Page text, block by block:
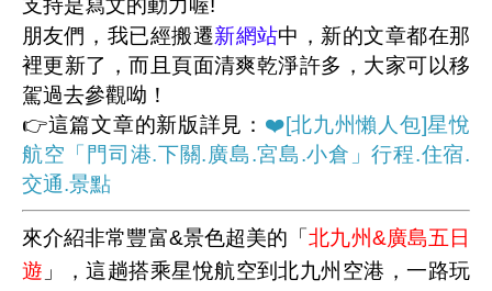
支持是寫文的動力喔!
朋友們，我已經搬遷新網站中，新的文章都在那
裡更新了，而且頁面清爽乾淨許多，大家可以移
駕過去參觀呦！
👉這篇文章的新版詳見： ❤️[北九州懶人包]星悅
航空「門司港.下關.廣島.宮島.小倉」行程.住宿.
交通.景點
來介紹非常豐富&景色超美的「北九州&廣島五日
遊 」，這趟搭乘星悅航空到北九州空港，一路玩